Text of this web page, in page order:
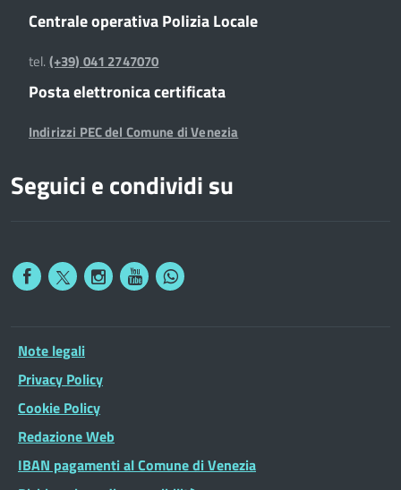
Centrale operativa Polizia Locale
tel.(+39) 041 2747070
Posta elettronica certificata
Indirizzi PEC del Comune di Venezia
Seguici e condividi su
Note legali
Privacy Policy
Cookie Policy
Redazione Web
IBAN pagamenti al Comune di Venezia